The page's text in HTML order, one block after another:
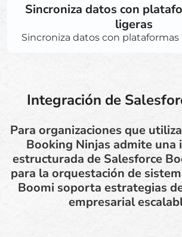
Sincroniza datos con
ligeras
Sincroniza datos con plataformas
Integración de
Para organizaciones que
Booking Ninjas admite una
estructurada de Salesforce
para la orquestación de
Boomi soporta estrategias
empresarial